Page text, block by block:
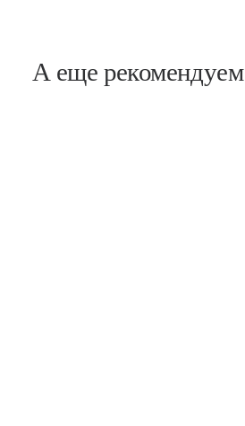
А еще рекомендуем